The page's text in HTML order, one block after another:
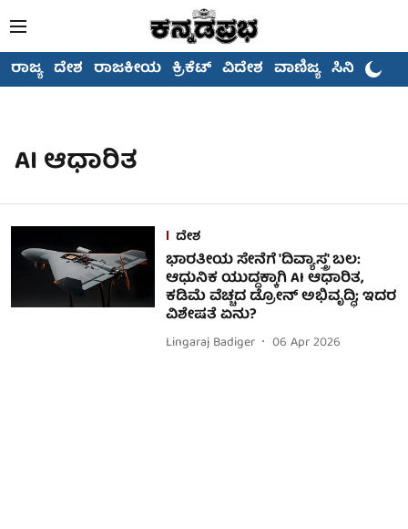
ರಾಜ್ಯ ದೇಶ ರಾಜಕೀಯ ಕ್ರಿಕೆಟ್ ವಿದೇಶ ವಾಣಿಜ್ಯ ಸಿನಿಮಾ
AI ಆಧಾರಿತ
ದೇಶ
ಭಾರತೀಯ ಸೇನೆಗೆ 'ದಿವ್ಯಾಸ್ತ್ರ' ಬಲ:
ಆಧುನಿಕ ಯುದ್ಧಕ್ಕಾಗಿ AI ಆಧಾರಿತ,
ಕಡಿಮೆ ವೆಚ್ಚದ ಡ್ರೋನ್ ಅಭಿವೃದ್ಧಿ; ಇದರ
ವಿಶೇಷತೆ ಏನು?
Lingaraj Badiger 06 Apr 2026